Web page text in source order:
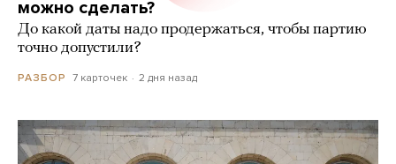
можно сделать?
До какой даты надо продержаться, чтобы партию
точно допустили?
РАЗБОР 7 карточек 2 дня назад